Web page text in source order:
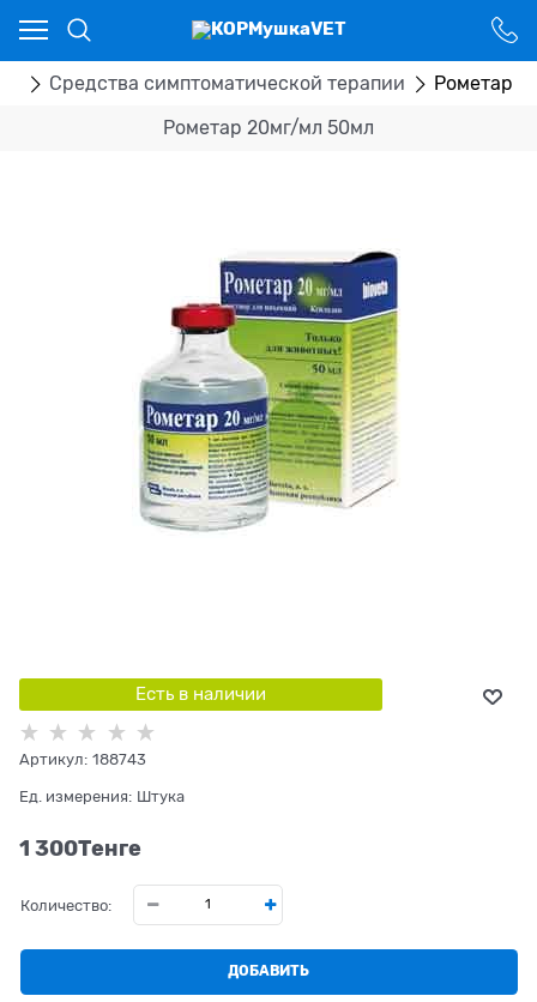
Средства симптоматической терапии Рометар
Рометар 20мг/мл 50мл
Есть в наличии
Артикул: 188743
Ед. измерения: Штука
1 300Tенге
Количество:
ДОБАВИТЬ
Ваш город - Костанай,
угадали?